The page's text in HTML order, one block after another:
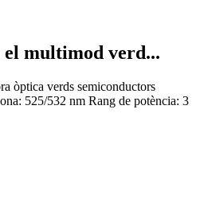
el multimod verd...
òptica verds semiconductors
525/532 nm Rang de potència: 3